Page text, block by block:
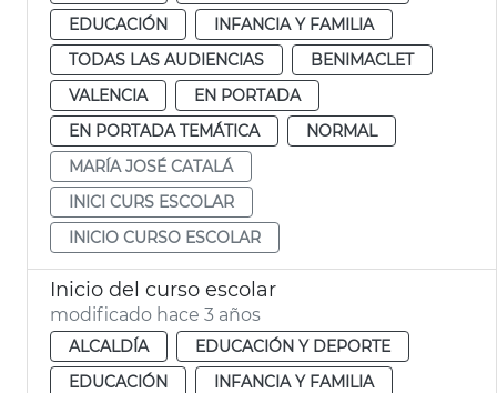
EDUCACIÓN
INFANCIA Y FAMILIA
TODAS LAS AUDIENCIAS
BENIMACLET
VALENCIA
EN PORTADA
EN PORTADA TEMÁTICA
NORMAL
MARÍA JOSÉ CATALÁ
INICI CURS ESCOLAR
INICIO CURSO ESCOLAR
Inicio del curso escolar
modificado hace 3 años
ALCALDÍA
EDUCACIÓN Y DEPORTE
EDUCACIÓN
INFANCIA Y FAMILIA